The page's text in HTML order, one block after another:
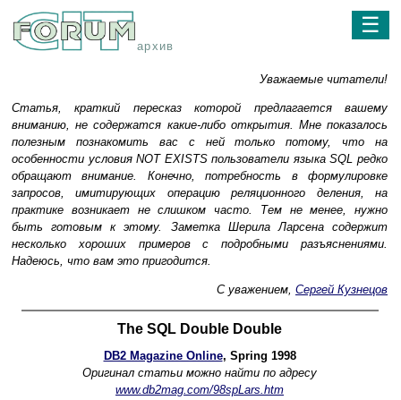
архив
☰
Уважаемые читатели!
Статья, краткий пересказ которой предлагается вашему
вниманию, не содержатся какие-либо открытия. Мне показалось
полезным познакомить вас с ней только потому, что на
особенности условия NOT EXISTS пользователи языка SQL редко
обращают внимание. Конечно, потребность в формулировке
запросов, имитирующих операцию реляционного деления, на
практике возникает не слишком часто. Тем не менее, нужно
быть готовым к этому. Заметка Шерила Ларсена содержит
несколько хороших примеров с подробными разъяснениями.
Надеюсь, что вам это пригодится.
С уважением, Сергей Кузнецов
The SQL Double Double
DB2 Magazine Online, Spring 1998
Оригинал статьи можно найти по адресу
www.db2mag.com/98spLars.htm